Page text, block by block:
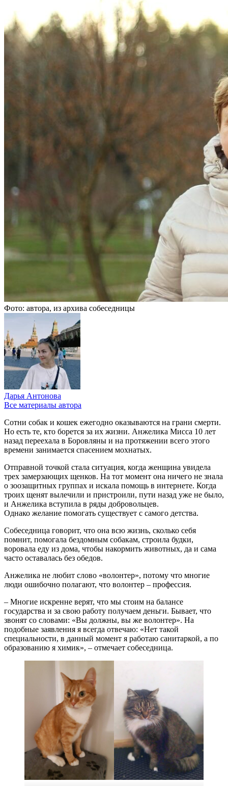
Фото: автора, из архива собеседницы
Дарья Антонова
Все материалы автора
Сотни собак и кошек ежегодно оказываются на грани смерти.
Но есть те, кто борется за их жизни. Анжелика Мисса 10 лет
назад переехала в Боровляны и на протяжении всего этого
времени занимается спасением мохнатых.
Отправной точкой стала ситуация, когда женщина увидела
трех замерзающих щенков. На тот момент она ничего не знала
о зоозащитных группах и искала помощь в интернете. Когда
троих щенят вылечили и пристроили, пути назад уже не было,
и Анжелика вступила в ряды добровольцев.
Однако желание помогать существует с самого детства.
Собеседница говорит, что она всю жизнь, сколько себя
помнит, помогала бездомным собакам, строила будки,
воровала еду из дома, чтобы накормить животных, да и сама
часто оставалась без обедов.
Анжелика не любит слово «волонтер», потому что многие
люди ошибочно полагают, что волонтер – профессия.
– Многие искренне верят, что мы стоим на балансе
государства и за свою работу получаем деньги. Бывает, что
звонят со словами: «Вы должны, вы же волонтер». На
подобные заявления я всегда отвечаю: «Нет такой
специальности, в данный момент я работаю санитаркой, а по
образованию я химик», – отмечает собеседница.